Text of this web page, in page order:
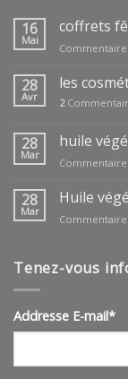
16
Mai
coffrets
28
Avr
les
2
28
Mar
huile
28
Mar
Huile
Tenez-vous
Addresse E-mail*